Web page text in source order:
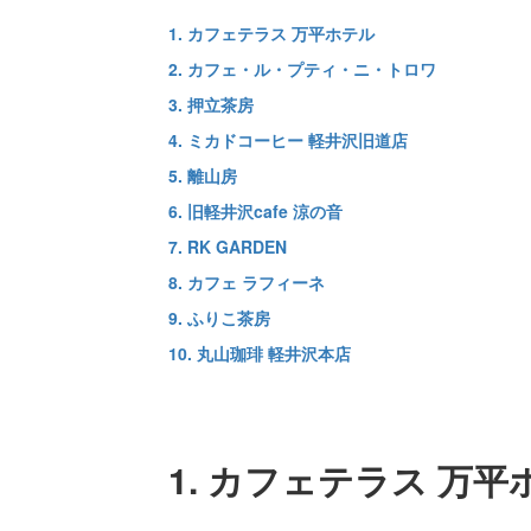
1. カフェテラス 万平ホテル
2. カフェ・ル・プティ・ニ・トロワ
3. 押立茶房
4. ミカドコーヒー 軽井沢旧道店
5. 離山房
6. 旧軽井沢cafe 涼の音
7. RK GARDEN
8. カフェ ラフィーネ
9. ふりこ茶房
10. 丸山珈琲 軽井沢本店
1. カフェテラス 万平